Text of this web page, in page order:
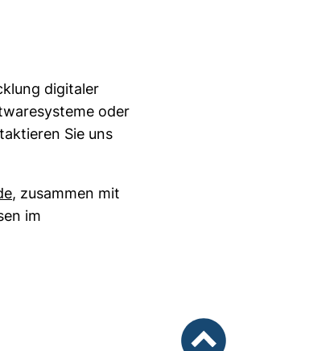
digitaler
oder
Sie uns
(öffnet Ihr E-Mail-Programm)
, zusammen mit
im